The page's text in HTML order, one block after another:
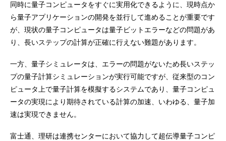
同時に量子コンピュータをすぐに実用化できるように、現時点か
ら量子アプリケーションの開発を並行して進めることが重要です
が、現状の量子コンピュータは量子ビットエラーなどの問題があ
り、長いステップの計算が正確に行えない難題があります。
一方、量子シミュレータは、エラーの問題がないため長いステッ
プの量子計算シミュレーションが実行可能ですが、従来型のコン
ピュータ上で量子計算を模擬するシステムであり、量子コンピュ
ータの実現により期待されている計算の加速、いわゆる、量子加
速は実現できません。
富士通、理研は連携センターにおいて協力して超伝導量子コンピ